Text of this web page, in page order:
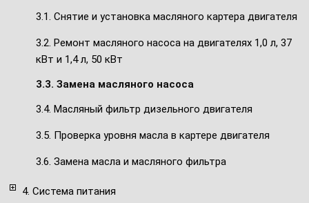
3.1. Снятие и установка масляного картера двигателя
3.2. Ремонт масляного насоса на двигателях 1,0 л, 37
кВт и 1,4 л, 50 кВт
3.3. Замена масляного насоса
3.4. Масляный фильтр дизельного двигателя
3.5. Проверка уровня масла в картере двигателя
3.6. Замена масла и масляного фильтра
4. Система питания